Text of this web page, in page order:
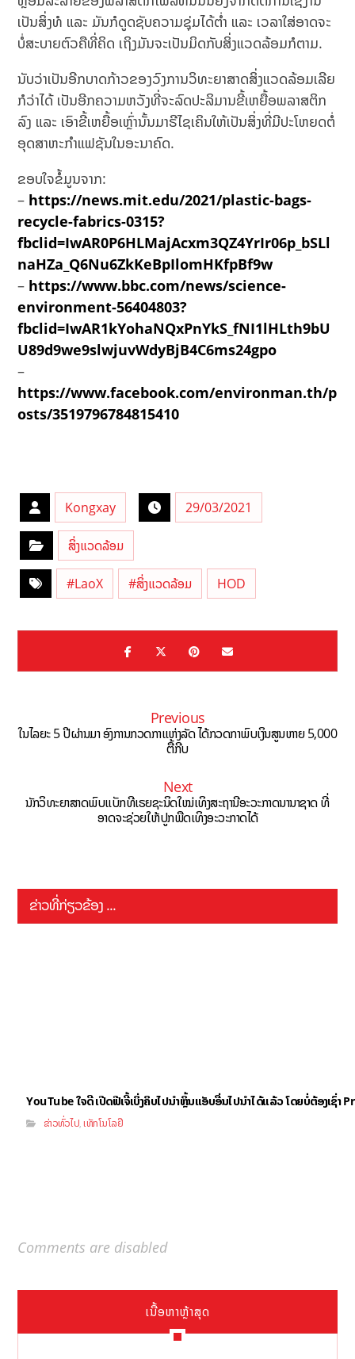
ເປັນສິ່ງທໍ ແລະ ມັນກໍດູດຊັບຄວາມຊຸ່ມໄດ້ຕ່ຳ ແລະ ເວລາໃສ່ອາດຈະ
ບໍ່ສະບາຍຕົວຄືທີ່ຄິດ ເຖິງມັນຈະເປັນມິດກັບສິ່ງແວດລ້ອມກໍຕາມ.
ນັບວ່າເປັນອີກບາດກ້າວຂອງວົງການວິທະຍາສາດສິ່ງແວດລ້ອມເລີຍ
ກໍວ່າໄດ້ ເປັນອີກຄວາມຫວັງທີ່ຈະລົດປະລິມານຂີ້ເຫຍື້ອພລາສຕິກ
ລົງ ແລະ ເອົາຂີ້ເຫຍື້ອເຫຼົ່ານັ້ນມາຣີໄຊເຄິນໃຫ້ເປັນສິ່ງທີ່ມີປະໂຫຍດຕໍ່
ອຸດສາຫະກຳແຟຊັນໃນອະນາຄົດ.
ຂອບໃຈຂໍ້ມູນຈາກ:
– https://news.mit.edu/2021/plastic-bags-
recycle-fabrics-0315?
fbclid=IwAR0P6HLMajAcxm3QZ4YrIr06p_bSLl
naHZa_Q6Nu6ZkKeBpIlomHKfpBf9w
– https://www.bbc.com/news/science-
environment-56404803?
fbclid=IwAR1kYohaNQxPnYkS_fNI1lHLth9bU
U89d9we9slwjuvWdyBjB4C6ms24gpo
–
https://www.facebook.com/environman.th/p
osts/3519796784815410
Kongxay 29/03/2021
ສິ່ງແວດລ້ອມ
#LaoX #ສິ່ງແວດລ້ອມ HOD
Previous
ໃນໄລຍະ 5 ປີຜ່ານມາ ອົງການກວດກາແຫ່ງລັດ ໄດ້ກວດກາພົບເງິນສູນຫາຍ 5,000
ຕື້ກີບ
Next
ນັກວິທະຍາສາດພົບແບັກທີເຣຍຊະນິດໃໝ່ເທິງສະຖານີອະວະກາດນານາຊາດ ທີ່
ອາດຈະຊ່ວຍໃຫ້ປູກພືດເທິງອະວະກາດໄດ້
ຂ່າວທີ່ກ່ຽວຂ້ອງ ...
YouTube ໃຈດີ ເປີດຟີເຈີ້ເບິ່ງຄິບໄປນຳຫຼິ້ນແອັບອື່ນໄປນຳໄດ້ແລ້ວ ໂດຍບໍ່ຕ້ອງເຊົ່າ
ຂ່າວທົ່ວໄປ,ເທັກໂນໂລຢີ
Comments are disabled
ເນື້ອຫາຫຼ້າສຸດ